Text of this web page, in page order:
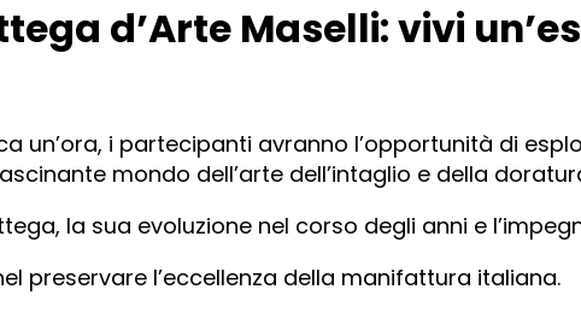
d’Arte Maselli: vivi
un’ora, i partecipanti avranno l’opportunità di
mondo dell’arte dell’intaglio e della
la sua evoluzione nel corso degli anni e
preservare l’eccellenza della manifattura italiana.